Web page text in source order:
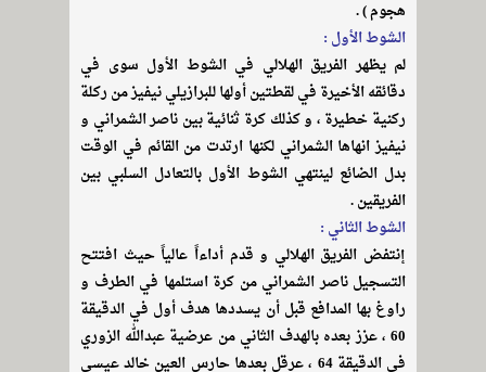
هجوم ) .
الشوط الأول :
لم يظهر الفريق الهلالي في الشوط الأول سوى في
دقائقه الأخيرة في لقطتين أولها للبرازيلي نيفيز من ركلة
ركنية خطيرة ، و كذلك كرة ثنائية بين ناصر الشمراني و
نيفيز انهاها الشمراني لكنها ارتدت من القائم في الوقت
بدل الضائع لينتهي الشوط الأول بالتعادل السلبي بين
الفريقين .
الشوط الثاني :
إنتفض الفريق الهلالي و قدم أداءاً عالياً حيث افتتح
التسجيل ناصر الشمراني من كرة استلمها في الطرف و
راوغ بها المدافع قبل أن يسددها هدف أول في الدقيقة
60 ، عزز بعده بالهدف الثاني من عرضية عبدالله الزوري
في الدقيقة 64 ، عرقل بعدها حارس العين خالد عيسى